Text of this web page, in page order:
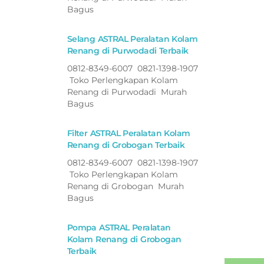
Bagus
Selang ASTRAL Peralatan Kolam
Renang di Purwodadi Terbaik
0812-8349-6007 0821-1398-1907
Toko Perlengkapan Kolam
Renang di Purwodadi Murah
Bagus
Filter ASTRAL Peralatan Kolam
Renang di Grobogan Terbaik
0812-8349-6007 0821-1398-1907
Toko Perlengkapan Kolam
Renang di Grobogan Murah
Bagus
Pompa ASTRAL Peralatan
Kolam Renang di Grobogan
Terbaik